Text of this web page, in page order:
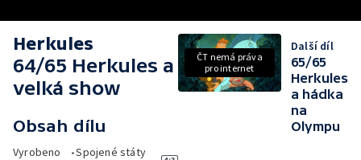
Herkules
64/65 Herkules a
velká show
Obsah dílu
Vyrobeno
•Spojené státy
ČT nemá práva
pro internet
Další díl
65/65
Herkules
a hádka
na
Olympu